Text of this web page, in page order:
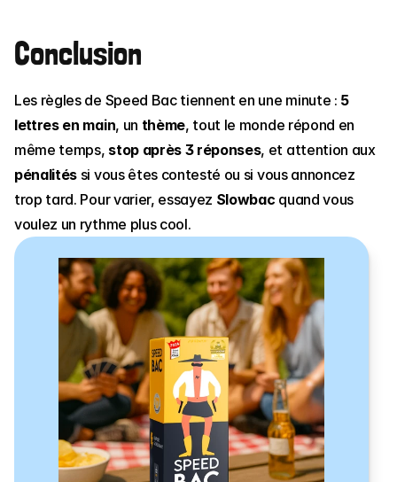
Conclusion
Les règles de Speed Bac tiennent en une minute : 5
lettres en main, un thème, tout le monde répond en
même temps, stop après 3 réponses
, et attention aux
pénalités si vous êtes contesté ou si vous annoncez
trop tard. Pour varier, essayez Slowbac quand vous
voulez un rythme plus cool.